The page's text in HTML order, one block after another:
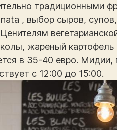
традиционными
, выбор сыров,
жареный
в 35-40 евро.
с 12:00 до 15:00.